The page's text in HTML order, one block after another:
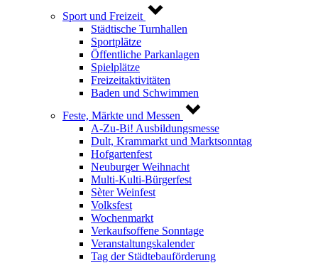
Sport und Freizeit
Städtische Turnhallen
Sportplätze
Öffentliche Parkanlagen
Spielplätze
Freizeitaktivitäten
Baden und Schwimmen
Feste, Märkte und Messen
A-Zu-Bi! Ausbildungsmesse
Dult, Krammarkt und Marktsonntag
Hofgartenfest
Neuburger Weihnacht
Multi-Kulti-Bürgerfest
Sèter Weinfest
Volksfest
Wochenmarkt
Verkaufsoffene Sonntage
Veranstaltungskalender
Tag der Städtebauförderung